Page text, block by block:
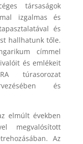
társaságok
izgalmas és
és
hallhatunk tőle.
címmel
és emlékeit
túrasorozat
és
elmúlt években
megvalósított
Az